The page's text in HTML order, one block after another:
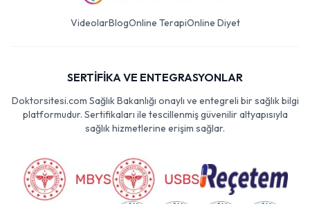
VideolarBlogOnline TerapiOnline Diyet
SERTİFİKA VE ENTEGRASYONLAR
Doktorsitesi.com Sağlık Bakanlığı onaylı ve entegreli bir sağlık bilgi
platformudur. Sertifikaları ile tescillenmiş güvenilir altyapısıyla
sağlık hizmetlerine erişim sağlar.